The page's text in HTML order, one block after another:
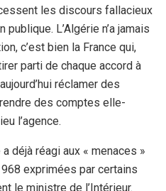
les discours fallacieux
L’Algérie n’a jamais
c’est bien la France qui,
parti de chaque accord à
réclamer des
des comptes elle-
l’agence.
déjà réagi aux « menaces »
exprimées par certains
le ministre de l’Intérieur.